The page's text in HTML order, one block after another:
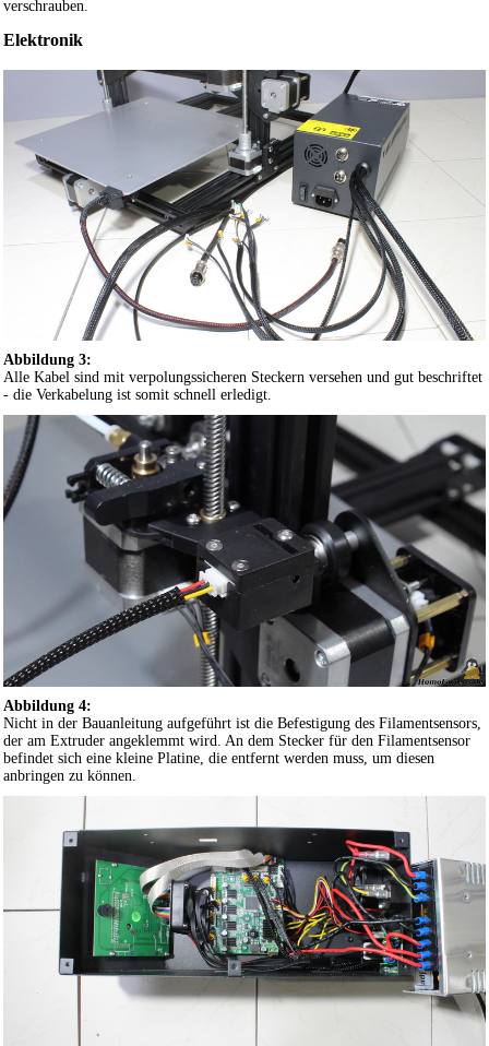
verschrauben.
Elektronik
Abbildung 3:
Alle Kabel sind mit verpolungssicheren Steckern versehen und gut beschriftet
- die Verkabelung ist somit schnell erledigt.
Abbildung 4:
Nicht in der Bauanleitung aufgeführt ist die Befestigung des Filamentsensors,
der am Extruder angeklemmt wird. An dem Stecker für den Filamentsensor
befindet sich eine kleine Platine, die entfernt werden muss, um diesen
anbringen zu können.